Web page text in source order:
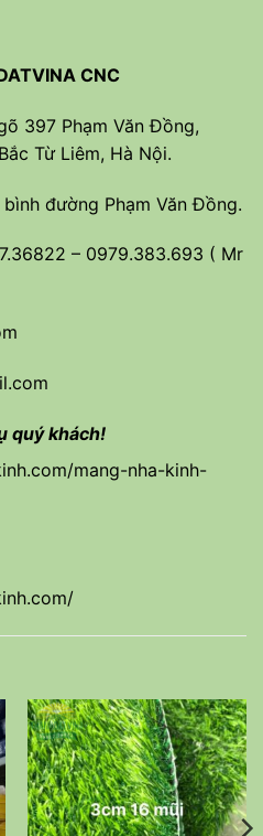
CNC
397 Phạm Văn Đồng,
Từ Liêm, Hà Nội.
đường Phạm Văn Đồng.
– 0979.383.693 ( Mr
quý khách!
mang-nha-kinh-